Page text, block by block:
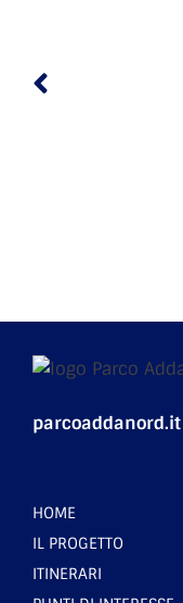
parcoaddanord.it
HOME
IL PROGETTO
ITINERARI